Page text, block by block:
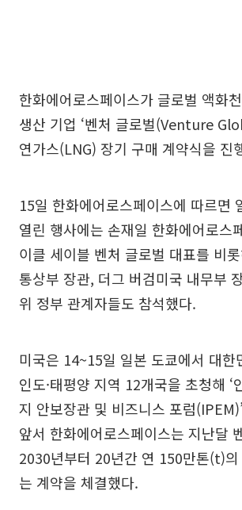
한화에어로스페이스가 글로벌 액화
생산 기업 ‘벤처 글로벌(Venture
연가스(LNG) 장기 구매 계약식을 진
15일 한화에어로스페이스에 따르면
열린 행사에는 손재일 한화에어로스
이클 세이블 벤처 글로벌 대표를 비
통상부 장관, 더그 버검미국 내무부
위 정부 관계자들도 참석했다.
미국은 14~15일 일본 도쿄에서 대한
인도·태평양 지역 12개국을 초청해 ‘
지 안보장관 및 비즈니스 포럼
앞서 한화에어로스페이스는 지난달
2030년부터 20년간 연 150만톤(t)
는 계약을 체결했다.